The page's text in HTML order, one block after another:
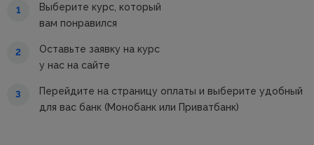
1
Выберите курс, который
вам понравился
2
Оставьте заявку на курс
у нас на сайте
3
Перейдите на страницу оплаты и выберите удобный
для вас банк (Монобанк или Приватбанк)